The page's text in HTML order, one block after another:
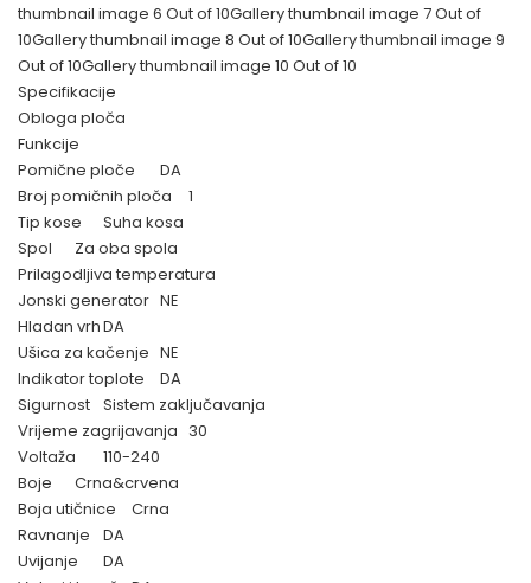
thumbnail image 6 Out of 10Gallery thumbnail image 7 Out of
10Gallery thumbnail image 8 Out of 10Gallery thumbnail image 9
Out of 10Gallery thumbnail image 10 Out of 10
Specifikacije
Obloga ploča
Funkcije
Pomične ploče
DA
Broj pomičnih ploča
1
Tip kose
Suha kosa
Spol
Za oba spola
Prilagodljiva temperatura
Jonski generator NE
Hladan vrhDA
Ušica za kačenje NE
Indikator toplote
DA
Sigurnost Sistem zaključavanja
Vrijeme zagrijavanja 30
Voltaža
110-240
Boje
Crna&crvena
Boja utičnice
Crna
Ravnanje
DA
Uvijanje
DA